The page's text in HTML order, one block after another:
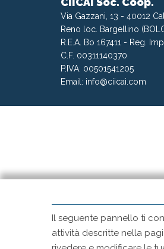
Via Gazzani, 13 - 40012
Reno loc. Bargellino
R.E.A. Bo 167411 - Reg.
C.F. 00311140370
P.IVA: 00501541205
Email: info@ciicai.com
Il seguente pannello ti
attività descritte nella